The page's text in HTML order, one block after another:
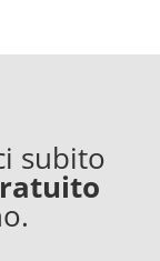
subito